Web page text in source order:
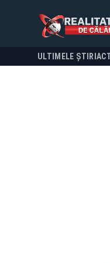
ULTIMELE ȘTIRI